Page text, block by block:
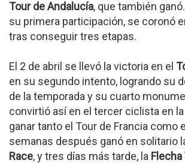
Tour de Andalucía, que también
su primera participación, se coronó
tras conseguir tres etapas.
El 2 de abril se llevó la victoria en el
en su segundo intento, logrando su
de la temporada y su cuarto
convirtió así en el tercer ciclista en
ganar tanto el Tour de Francia como el
semanas después ganó en solitario
Race, y tres días más tarde, la Flecha